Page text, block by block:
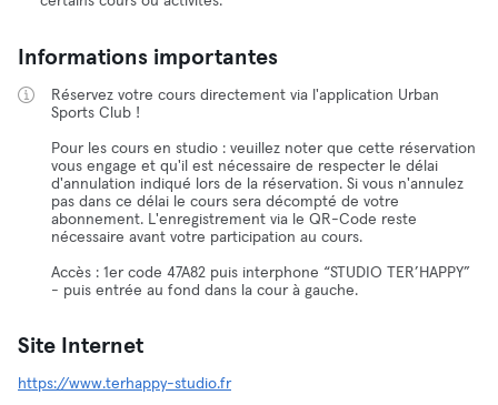
Informations importantes
Réservez votre cours directement via l'application Urban
Sports Club !
Pour les cours en studio : veuillez noter que cette réservation
vous engage et qu'il est nécessaire de respecter le délai
d'annulation indiqué lors de la réservation. Si vous n'annulez
pas dans ce délai le cours sera décompté de votre
abonnement. L'enregistrement via le QR-Code reste
nécessaire avant votre participation au cours.
Accès : 1er code 47A82 puis interphone “STUDIO TER’HAPPY”
- puis entrée au fond dans la cour à gauche.
Site Internet
https://www.terhappy-studio.fr